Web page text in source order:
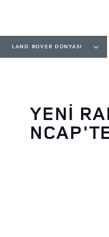
LAND ROVER DÜNYASI
YENİ